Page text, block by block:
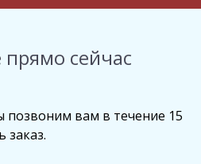
прямо сейчас
вам в течение 15
заказ.